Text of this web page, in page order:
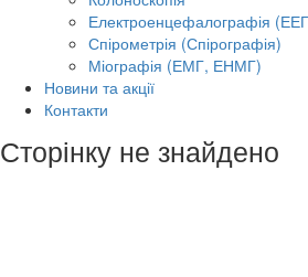
Електроенцефалографія
Спірометрія (Спірографія)
Міографія (ЕМГ, ЕНМГ)
Новини та акції
Контакти
Сторінку не знайдено